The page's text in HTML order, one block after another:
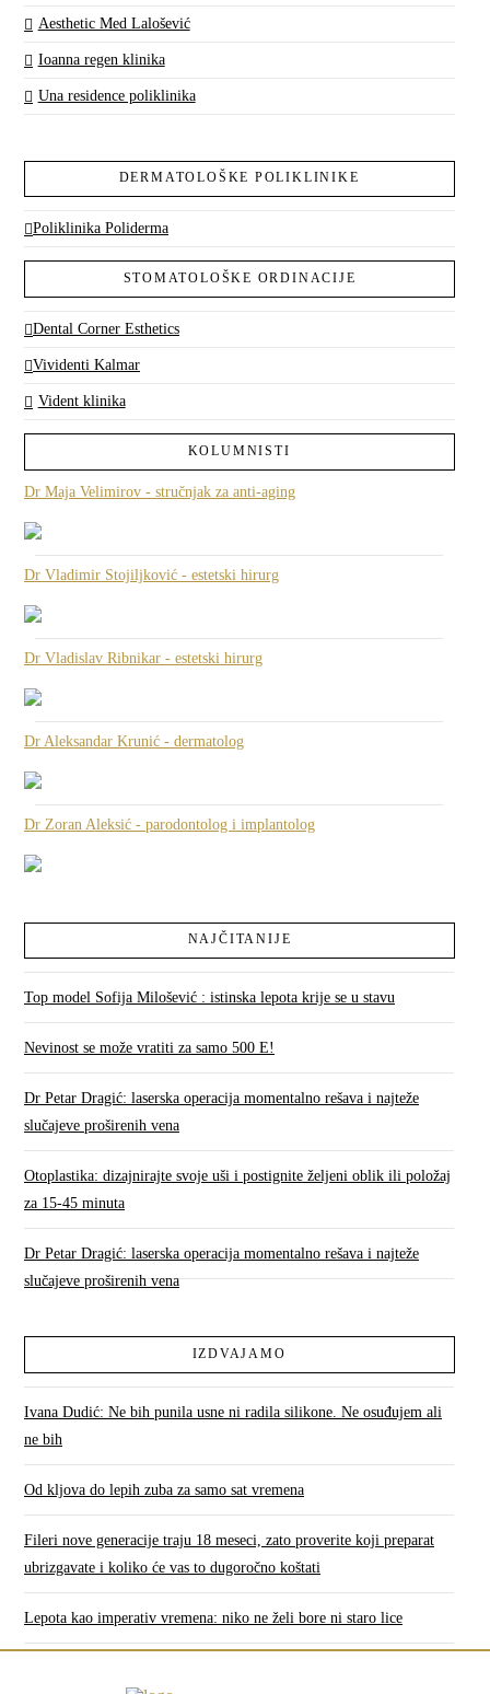
Aesthetic Med Lalošević
Ioanna regen klinika
Una residence poliklinika
DERMATOLOŠKE POLIKLINIKE
Poliklinika Poliderma
STOMATOLOŠKE ORDINACIJE
Dental Corner Esthetics
Vividenti Kalmar
Vident klinika
KOLUMNISTI
Dr Maja Velimirov - stručnjak za anti-aging
Dr Vladimir Stojiljković - estetski hirurg
Dr Vladislav Ribnikar - estetski hirurg
Dr Aleksandar Krunić - dermatolog
Dr Zoran Aleksić - parodontolog i implantolog
NAJČITANIJE
Top model Sofija Milošević : istinska lepota krije se u stavu
Nevinost se može vratiti za samo 500 E!
Dr Petar Dragić: laserska operacija momentalno rešava i najteže
slučajeve proširenih vena
Otoplastika: dizajnirajte svoje uši i postignite željeni oblik ili položaj
za 15-45 minuta
Dr Petar Dragić: laserska operacija momentalno rešava i najteže
slučajeve proširenih vena
IZDVAJAMO
Ivana Dudić: Ne bih punila usne ni radila silikone. Ne osuđujem ali
ne bih
Od kljova do lepih zuba za samo sat vremena
Fileri nove generacije traju 18 meseci, zato proverite koji preparat
ubrizgavate i koliko će vas to dugoročno koštati
Lepota kao imperativ vremena: niko ne želi bore ni staro lice